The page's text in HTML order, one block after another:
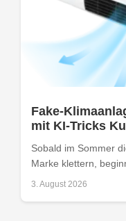
Fake-
mit KI-Tricks
Sobald im Sommer
Marke klettern,
3. August 2026